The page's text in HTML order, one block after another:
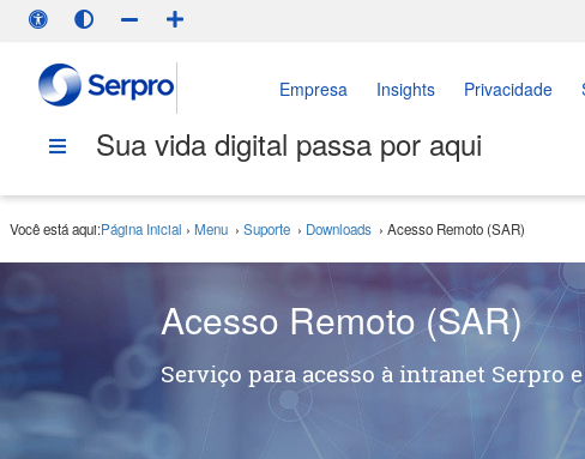
Empresa Insights Privacidade
Sua vida digital passa por aqui
Você está aqui:Página Inicial › Menu › Suporte › Downloads › Acesso Remoto (SAR)
Acesso Remoto (SAR)
Serviço para acesso à intranet Serpro